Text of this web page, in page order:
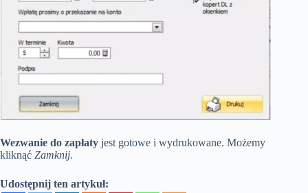
Wezwanie do zapłaty jest gotowe i wydrukowane. Możemy
kliknąć Zamknij.
Udostępnij ten artykuł: